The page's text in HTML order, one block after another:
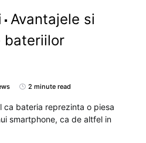
Avantajele si
bateriilor
2 minute read
ca bateria reprezinta o piesa
smartphone, ca de altfel in